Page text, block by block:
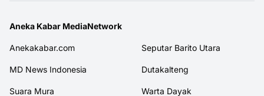
Aneka Kabar MediaNetwork
Anekakabar.com Seputar Barito Utara
MD News Indonesia Dutakalteng
Suara Mura Warta Dayak